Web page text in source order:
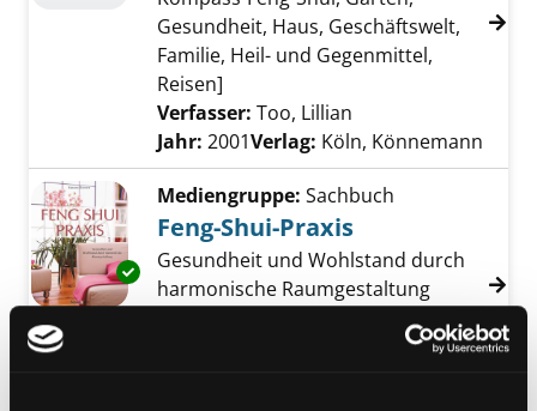
Gesundheit, Haus, Geschäftswelt,
Familie, Heil- und Gegenmittel,
Reisen]
Verfasser: Too, Lillian
Jahr: 2001Verlag: Köln, Könnemann
Exemplar-Details von Feng-Shui-Praxis
Mediengruppe: Sachbuch
Feng-Shui-Praxis
Gesundheit und Wohlstand durch
harmonische Raumgestaltung
Suche nach